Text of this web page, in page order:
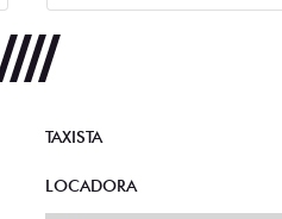
TAXISTA
LOCADORA